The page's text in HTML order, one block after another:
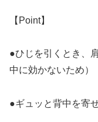
【Point】
●ひじを引くとき、
中に効かないため）
●ギュッと背中を寄